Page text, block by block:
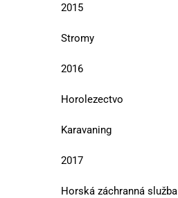
2015
Stromy
2016
Horolezectvo
Karavaning
2017
Horská záchranná služba